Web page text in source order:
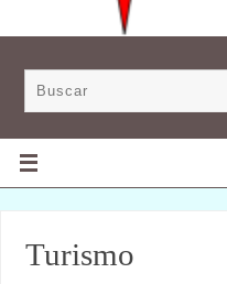
Turismo